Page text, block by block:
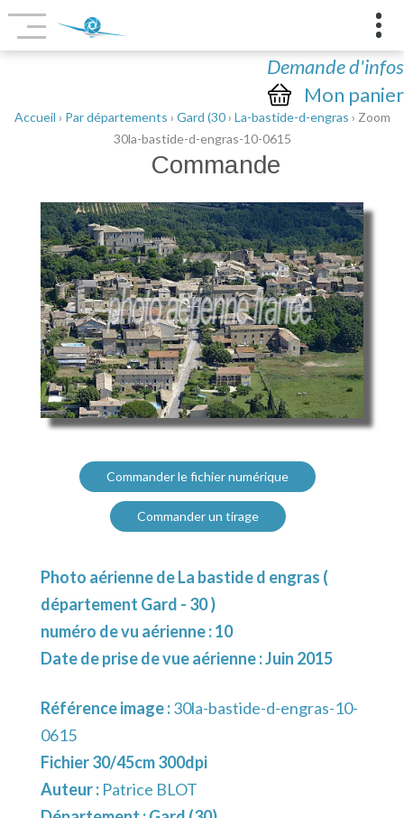
Demande d'infos
Mon panier
Accueil › Par départements › Gard (30› La-bastide-d-engras › Zoom
30la-bastide-d-engras-10-0615
Commande
Commander le fichier numérique
Commander un tirage
Photo aérienne de La bastide d engras (
département Gard - 30 )
numéro de vu aérienne : 10
Date de prise de vue aérienne : Juin 2015
Référence image :30la-bastide-d-engras-10-
0615
Fichier 30/45cm 300dpi
Auteur : Patrice BLOT